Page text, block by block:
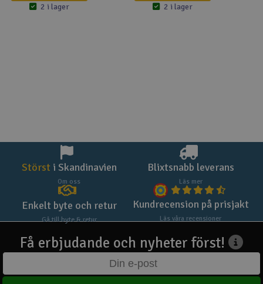
2 i lager 2 i lager
Störst i Skandinavien
Om oss
Blixtsnabb leverans
Läs mer
Enkelt byte och retur
Gå till byte & retur
Kundrecension på prisjakt
Läs våra recensioner
Få erbjudande och nyheter först!